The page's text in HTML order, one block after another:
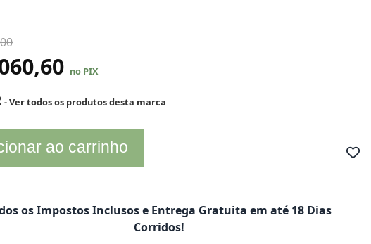
no PIX
- Ver todos os produtos desta marca
ao carrinho
os Impostos Inclusos e Entrega Gratuita em até 18 Dias
Corridos!